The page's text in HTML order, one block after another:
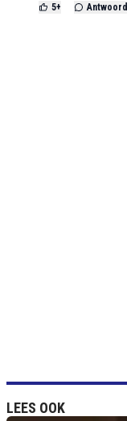
5+ Antwoord
LEES OOK